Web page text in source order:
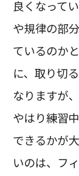
良くなって
や規律の部
ているのか
に、取り切
なりますが
やはり練習
できるかが
いのは、フ